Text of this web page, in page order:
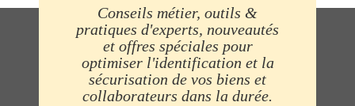
Conseils métier, outils &
pratiques d'experts, nouveautés
et offres spéciales pour
optimiser l'identification et la
sécurisation de vos biens et
collaborateurs dans la durée.